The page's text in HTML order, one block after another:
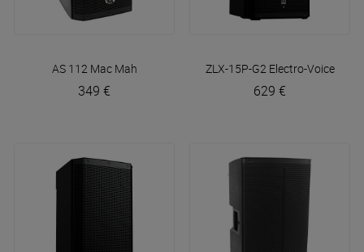
AS 112 Mac Mah
349 €
ZLX-15P-G2 Electro-Voice
629 €